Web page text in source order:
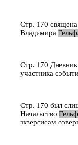
Стр. 170 священа
Владимира
Стр. 170 Дневник
участника
Стр. 170 был
Начальство
экзерсисам